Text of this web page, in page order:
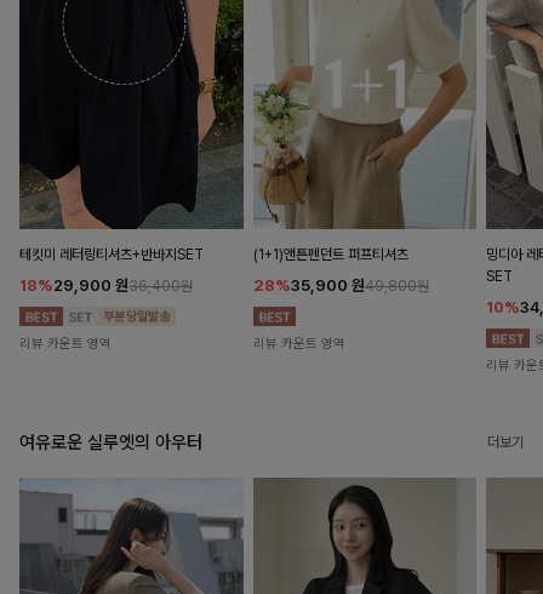
테킷미 레터링티셔츠+반바지SET
18%29,900 원36,400원
리뷰 카운트 영역
(1+1)앤튼펜던트 퍼프티셔츠
28%35,900 원49,800원
리뷰 카운트 영역
밍디아 레
SET
10%
리뷰 카운
여유로운 실루엣의 아우터 더보기